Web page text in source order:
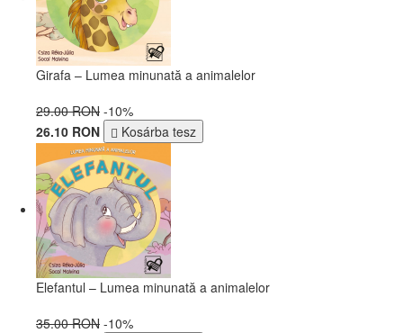
Girafa – Lumea minunată a animalelor
29.00 RON -10%
26.10 RON
Kosárba tesz
Elefantul – Lumea minunată a animalelor
35.00 RON -10%